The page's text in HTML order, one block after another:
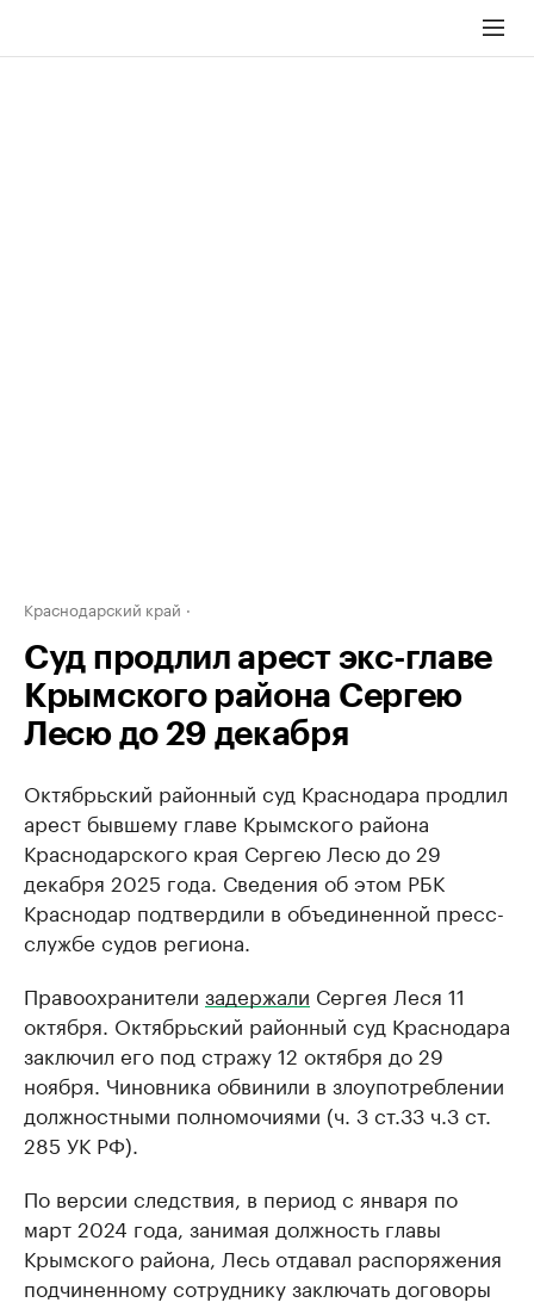
Краснодарский край
Суд продлил арест экс-главе
Крымского района Сергею
Лесю до 29 декабря
Октябрьский районный суд Краснодара продлил
арест бывшему главе Крымского района
Краснодарского края Сергею Лесю до 29
декабря 2025 года. Сведения об этом РБК
Краснодар подтвердили в объединенной пресс-
службе судов региона.
Правоохранители задержали Сергея Леся 11
октября. Октябрьский районный суд Краснодара
заключил его под стражу 12 октября до 29
ноября. Чиновника обвинили в злоупотреблении
должностными полномочиями (ч. 3 ст.33 ч.3 ст.
285 УК РФ).
По версии следствия, в период с января по
март 2024 года, занимая должность главы
Крымского района, Лесь отдавал распоряжения
подчиненному сотруднику заключать договоры